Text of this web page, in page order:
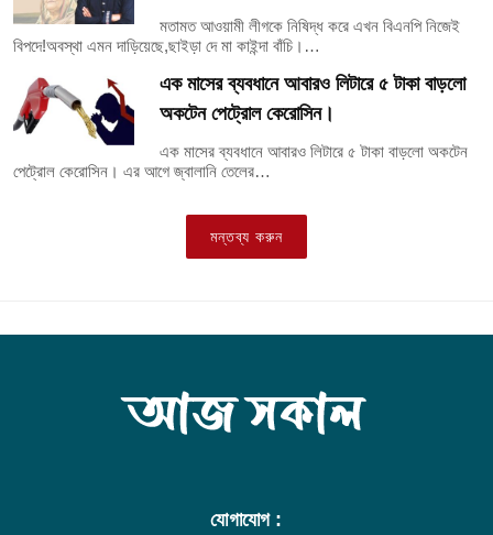
মতামত আওয়ামী লীগকে নিষিদ্ধ করে এখন বিএনপি নিজেই
বিপদে!অবস্থা এমন দাড়িয়েছে,ছাইড়া দে মা কাইন্দা বাঁচি।…
এক মাসের ব্যবধানে আবারও লিটারে ৫ টাকা বাড়লো
অকটেন পেট্রোল কেরোসিন।
এক মাসের ব্যবধানে আবারও লিটারে ৫ টাকা বাড়লো অকটেন
পেট্রোল কেরোসিন। এর আগে জ্বালানি তেলের…
মন্তব্য করুন
যোগাযোগ :